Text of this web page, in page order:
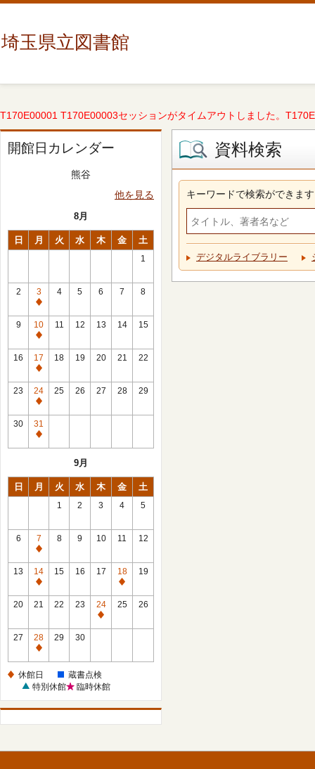
埼玉県立図書館
T170E00001 T170E00003セッションがタイムアウトしました。
開館日カレンダー
熊谷
他を見る
8月
日 月 火 水 木 金 土
1
2
3
休
館
日
4 5 6 7 8
9
10
休
館
日
11 12 13 14 15
16
17
休
館
日
18 19 20 21 22
23
24
休
館
日
25 26 27 28 29
30
31
休
9月
日 月 火 水 木 金 土
1 2 3 4 5
6
7
休
館
日
8 9 10 11 12
13
14
休
館
15 16 17
18
休
館
19
20 21 22 23
24
休
25 26
27
28
休
日
29 30
休館日
蔵書点検
特別休館
臨時休館
資料検索
キーワードで検索ができます
デジタルライブラリー